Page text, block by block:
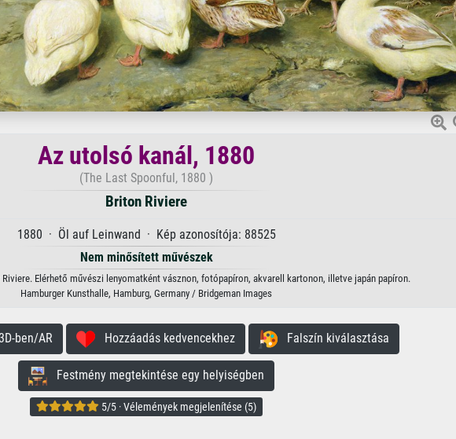
Az utolsó kanál, 1880
(The Last Spoonful, 1880 )
Briton Riviere
1880 · Öl auf Leinwand · Kép azonosítója: 88525
Nem minősített művészek
Riviere. Elérhető művészi lenyomatként vásznon, fotópapíron, akvarell kartonon, illetve japán papíron.
Hamburger Kunsthalle, Hamburg, Germany / Bridgeman Images
ben/AR Hozzáadás kedvencekhez Falszín kiválasztása
Festmény megtekintése egy helyiségben
5/5 · Vélemények megjelenítése (5)